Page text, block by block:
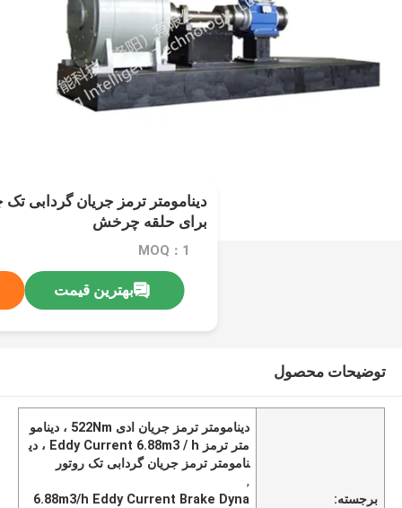
برای حلقه چرخش
MOQ：1
بهترین قیمت
توضیحات محصول
برجسته:
دینامومتر ترمز جریان ادی 522Nm ، دینامو
متر ترمز Eddy Current 6.88m3 / h ، دی
نامومتر ترمز جریان گردابی تک روتور
,
6.88m3/h Eddy Current Brake Dyna